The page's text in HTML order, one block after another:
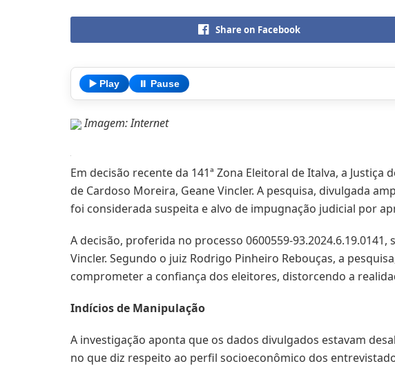
Share on Facebook
▶️ Play ⏸️ Pause
Imagem: Internet
Em decisão recente da 141ª Zona Eleitoral de Italva, a
de Cardoso Moreira, Geane Vincler. A pesquisa, divulgada
foi considerada suspeita e alvo de impugnação judicial por
A decisão, proferida no processo 0600559-
Vincler. Segundo o juiz Rodrigo Pinheiro Rebouças, a
comprometer a confiança dos eleitores, distorcendo a
Indícios de Manipulação
A investigação aponta que os dados divulgados estavam
no que diz respeito ao perfil socioeconômico dos